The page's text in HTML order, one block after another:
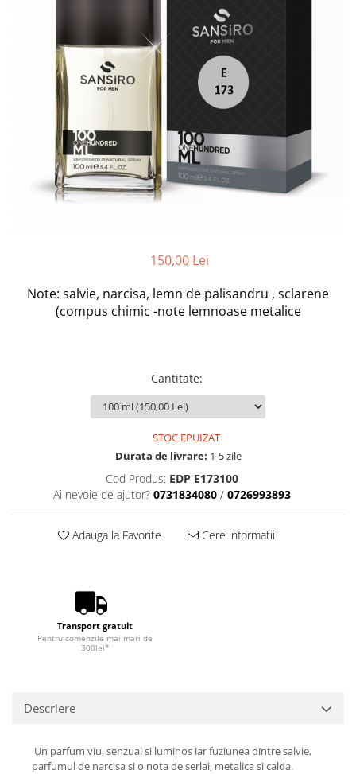
150,00 Lei
Note: salvie, narcisa, lemn de palisandru , sclarene
(compus chimic -note lemnoase metalice
Cantitate:
STOC EPUIZAT
Durata de livrare: 1-5 zile
Cod Produs: EDP E173100
Ai nevoie de ajutor? 0731834080 / 0726993893
Adauga la Favorite Cere informatii
Transport gratuit
Pentru comenzile mai mari de
300lei*
Descriere
Un parfum viu, senzual si luminos iar fuziunea dintre salvie,
parfumul de narcisa si o nota de serlai, metalica si calda.